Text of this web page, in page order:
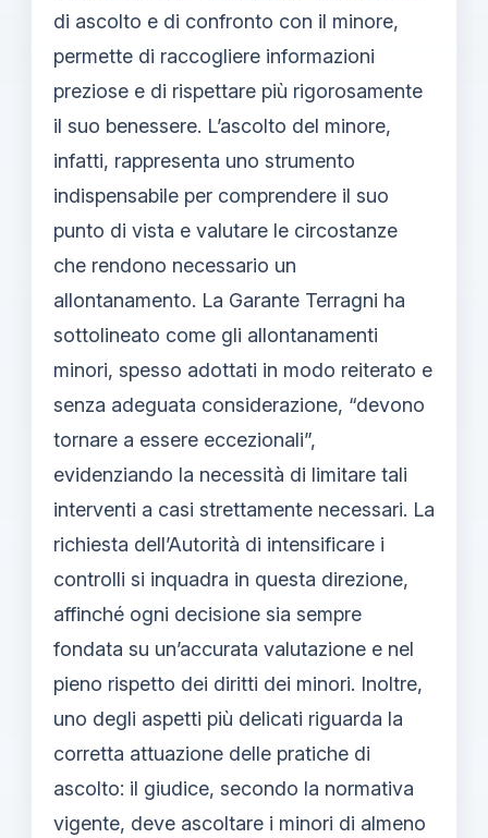
di ascolto e di confronto con il minore,
permette di raccogliere informazioni
preziose e di rispettare più rigorosamente
il suo benessere. L’ascolto del minore,
infatti, rappresenta uno strumento
indispensabile per comprendere il suo
punto di vista e valutare le circostanze
che rendono necessario un
allontanamento. La Garante Terragni ha
sottolineato come gli allontanamenti
minori, spesso adottati in modo reiterato e
senza adeguata considerazione, “devono
tornare a essere eccezionali”,
evidenziando la necessità di limitare tali
interventi a casi strettamente necessari. La
richiesta dell’Autorità di intensificare i
controlli si inquadra in questa direzione,
affinché ogni decisione sia sempre
fondata su un’accurata valutazione e nel
pieno rispetto dei diritti dei minori. Inoltre,
uno degli aspetti più delicati riguarda la
corretta attuazione delle pratiche di
ascolto: il giudice, secondo la normativa
vigente, deve ascoltare i minori di almeno